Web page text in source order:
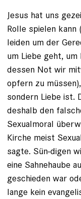
Jesus hat uns
Rolle spielen
leiden um der
um Liebe geht,
dessen Not wir
opfern zu
sondern Liebe ist.
deshalb den
Sexualmoral
Kirche meist
sagte. Sün-digen
eine Sahnehaube
geschieden war
lange kein